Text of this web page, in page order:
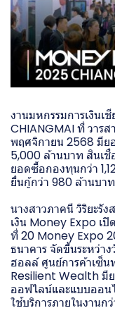
งานมหกรรมการเงินเ
CHIANGMAI ที่ วาร
พฤศจิกายน 2568 มีย
5,000 ล้านบาท สินเชื่
ยอดซื้อกองทุนกว่า
ยื่นกู้กว่า 980 ล้านบาท
นางสาวภาคนี วิริยะรั
เงิน Money Expo เปิ
ที่ 20 Money Expo
ธนาคาร จัดขึ้นระหว่
ฮอลล์ ศูนย์การค้าเซ็น
Resilient Wealth มีย
ออฟไลน์และแบบออน
ใช้บริการภายในงานก